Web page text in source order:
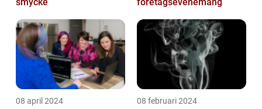
08 april 2024 08 februari 2024